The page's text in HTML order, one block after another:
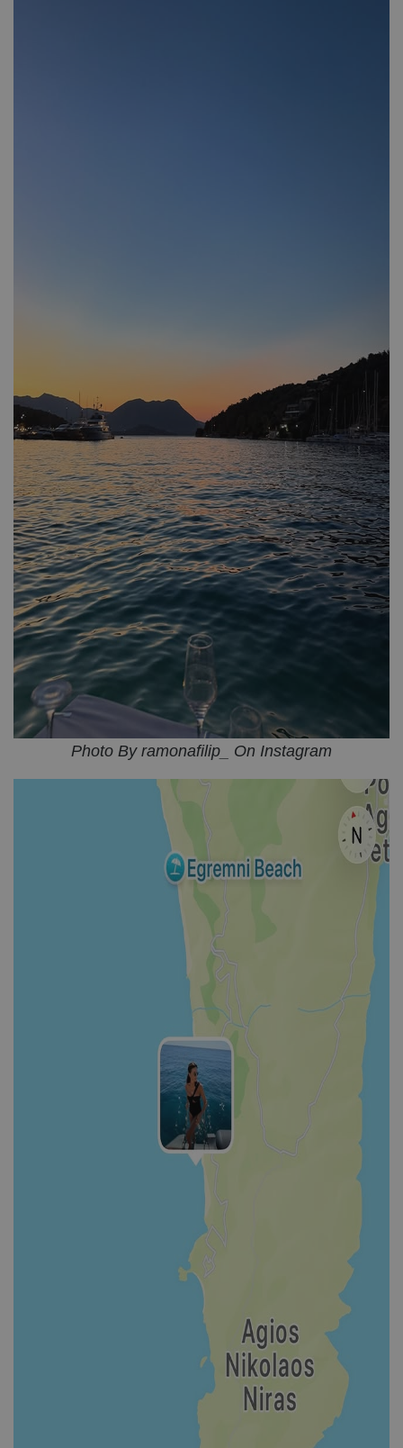
Photo By ramonafilip_ On Instagram